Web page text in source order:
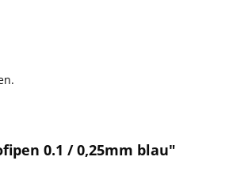
0.1 / 0,25mm blau"